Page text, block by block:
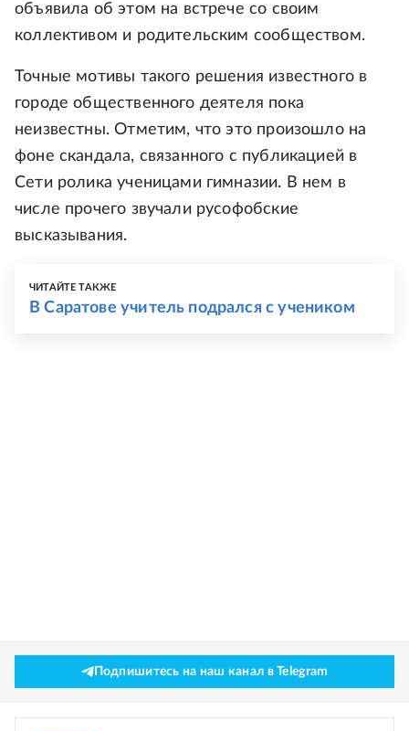
объявила об этом на встрече со своим
коллективом и родительским сообществом.
Точные мотивы такого решения известного в
городе общественного деятеля пока
неизвестны. Отметим, что это произошло на
фоне скандала, связанного с публикацией в
Сети ролика ученицами гимназии. В нем в
числе прочего звучали русофобские
высказывания.
ЧИТАЙТЕ ТАКЖЕ
В Саратове учитель подрался с учеником
Подпишитесь на наш канал в Telegram